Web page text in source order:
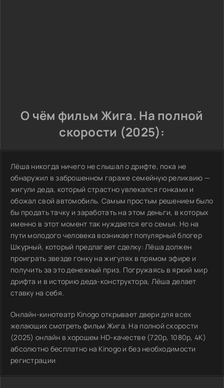
О чём фильм Жига. На полной
скорости (2025):
Лёша никогда ничего не слышал о дрифте, пока не
обнаружил в заброшенном гараже семейную реликвию —
жигули деда, который страстно увлекался гонками и
обожал свой автомобиль. Самым простым решением было
бы продать тачку и заработать на этом деньги, в которых
именно в этот момент так нуждается его семья. Но на
пути молодого человека возникает популярный блогер
Шкурный, который предлагает сделку: Лёша должен
проиграть звезде гонку на жигулях в прямом эфире и
получить за это денежный приз. Погружаясь в яркий мир
дрифта и в историю деда-конструктора, Лёша делает
ставку на себя.
Онлайн-кинотеатр Kinogo открывает двери для всех
желающих смотреть фильм Жига. На полной скорости
(2025) онлайн в хорошем HD-качестве (720p, 1080p, 4K)
абсолютно бесплатно на Kinogo и без необходимости
регистрации